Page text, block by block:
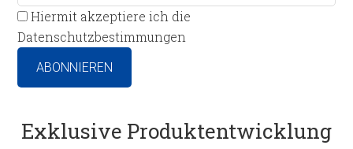
Hiermit akzeptiere ich die
Datenschutzbestimmungen
Exklusive Produktentwicklung